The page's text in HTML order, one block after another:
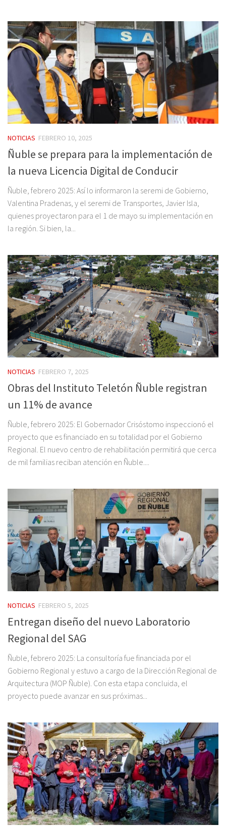
NOTICIAS FEBRERO 10, 2025
Ñuble se prepara para la implementación de
la nueva Licencia Digital de Conducir
Ñuble, febrero 2025: Así lo informaron la seremi de Gobierno,
Valentina Pradenas, y el seremi de Transportes, Javier Isla,
quienes proyectaron para el 1 de mayo su implementación en
la región. Si bien, la...
NOTICIAS FEBRERO 7, 2025
Obras del Instituto Teletón Ñuble registran
un 11% de avance
Ñuble, febrero 2025: El Gobernador Crisóstomo inspeccionó el
proyecto que es financiado en su totalidad por el Gobierno
Regional. El nuevo centro de rehabilitación permitirá que cerca
de mil familias reciban atención en Ñuble....
NOTICIAS FEBRERO 5, 2025
Entregan diseño del nuevo Laboratorio
Regional del SAG
Ñuble, febrero 2025: La consultoría fue financiada por el
Gobierno Regional y estuvo a cargo de la Dirección Regional de
Arquitectura (MOP Ñuble). Con esta etapa concluida, el
proyecto puede avanzar en sus próximas...